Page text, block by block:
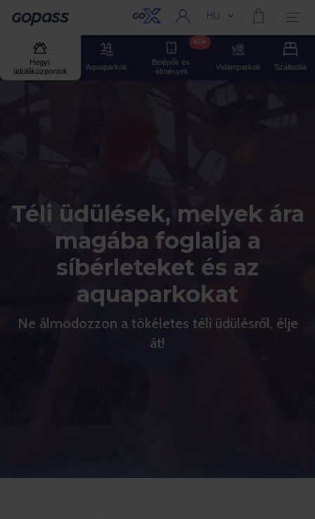
Gopass Aktuális nyelv:
HU
Hegyi
üdülőközpontok
Aquaparkok
Belépők és
élmények
NEW
Vidámparkok Szállodák
Téli üdülések, melyek ára
magába foglalja a
síbérleteket és az
aquaparkokat
Ne álmodozzon a tökéletes téli üdülésről, élje
át!